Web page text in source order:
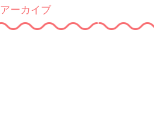
アーカイブ